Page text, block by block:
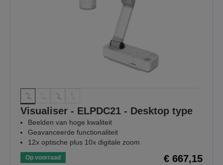
Visualiser - ELPDC21 - Desktop type
Beelden van hoge kwaliteit
Geavanceerde functionaliteit
12x optische plus 10x digitale zoom
Op voorraad € 667,15